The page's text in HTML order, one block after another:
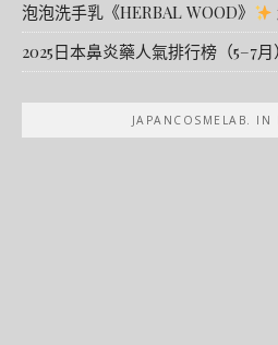
泡泡洗手乳《HERBAL WOOD》
2025日本鼻炎藥人氣排行榜（5–7月）
JAPANCOSMELAB. IN